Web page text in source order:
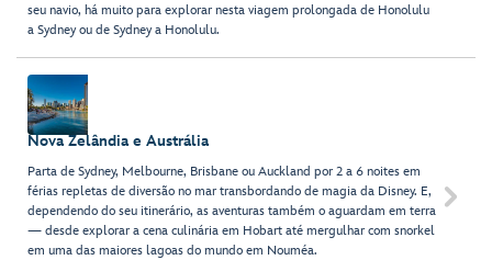
seu navio, há muito para explorar nesta viagem prolongada de Honolulu
a Sydney ou de Sydney a Honolulu.
Nova Zelândia e Austrália
Parta de Sydney, Melbourne, Brisbane ou Auckland por 2 a 6 noites em
férias repletas de diversão no mar transbordando de magia da Disney. E,
dependendo do seu itinerário, as aventuras também o aguardam em terra
— desde explorar a cena culinária em Hobart até mergulhar com snorkel
em uma das maiores lagoas do mundo em Nouméa.
